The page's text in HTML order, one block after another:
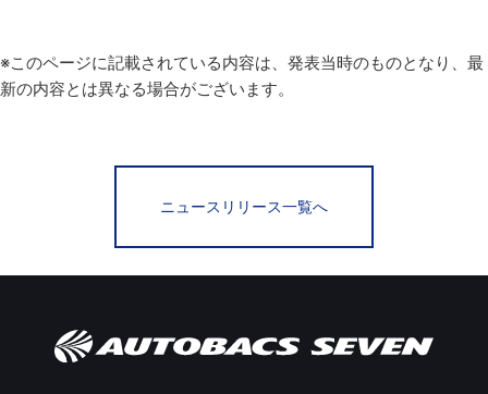
※このページに記載されている内容は、発表当時のものとなり、最
新の内容とは異なる場合がございます。
ニュースリリース一覧へ